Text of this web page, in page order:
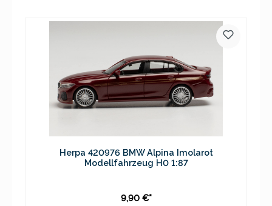
Herpa 420976 BMW Alpina Imolarot
Modellfahrzeug H0 1:87
9,90 €*